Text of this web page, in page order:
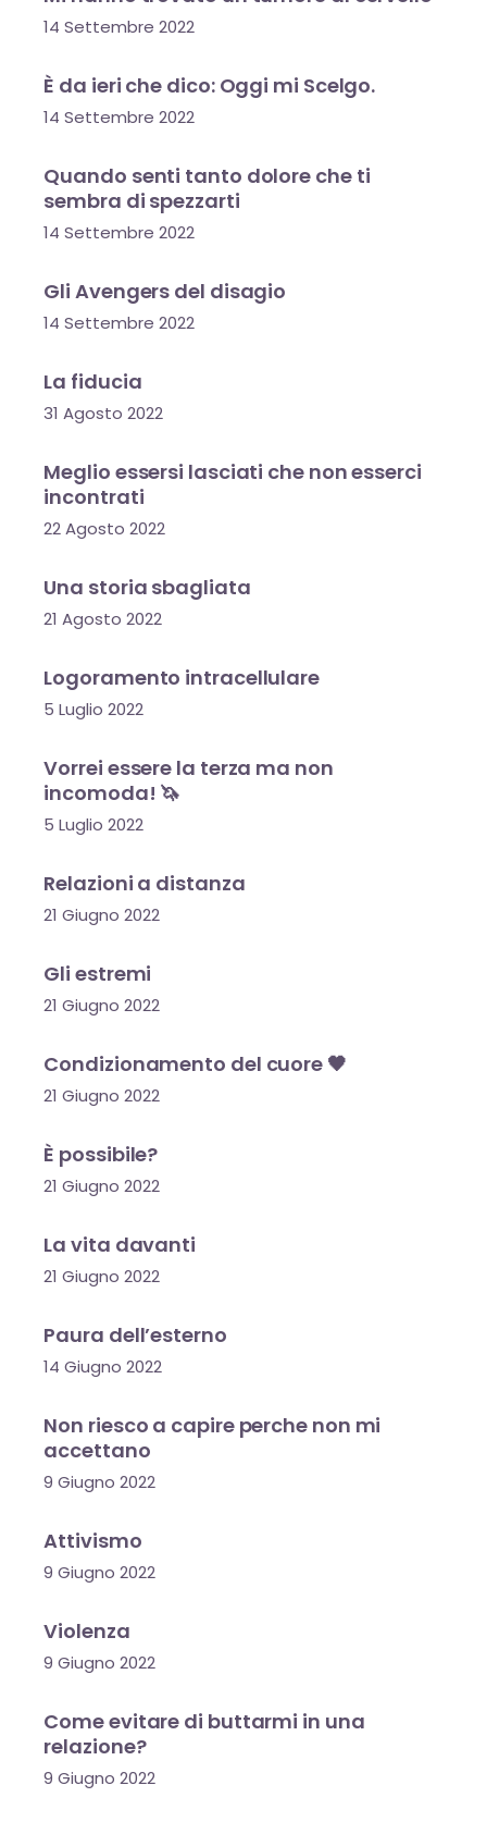
14 Settembre 2022
È da ieri che dico: Oggi mi Scelgo.
14 Settembre 2022
Quando senti tanto dolore che ti
sembra di spezzarti
14 Settembre 2022
Gli Avengers del disagio
14 Settembre 2022
La fiducia
31 Agosto 2022
Meglio essersi lasciati che non esserci
incontrati
22 Agosto 2022
Una storia sbagliata
21 Agosto 2022
Logoramento intracellulare
5 Luglio 2022
Vorrei essere la terza ma non
incomoda! 🦄
5 Luglio 2022
Relazioni a distanza
21 Giugno 2022
Gli estremi
21 Giugno 2022
Condizionamento del cuore 🖤
21 Giugno 2022
È possibile?
21 Giugno 2022
La vita davanti
21 Giugno 2022
Paura dell’esterno
14 Giugno 2022
Non riesco a capire perche non mi
accettano
9 Giugno 2022
Attivismo
9 Giugno 2022
Violenza
9 Giugno 2022
Come evitare di buttarmi in una
relazione?
9 Giugno 2022